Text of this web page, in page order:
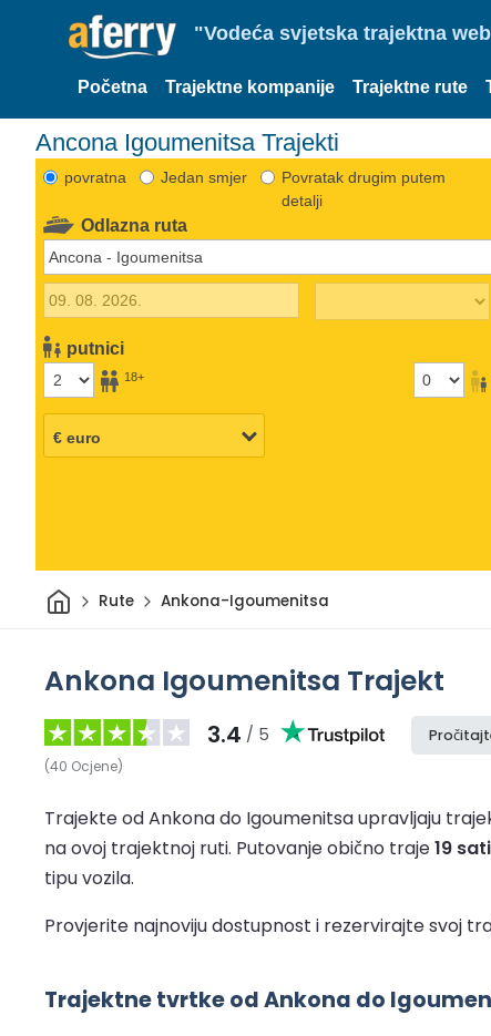
"Vodeća svjetska trajektna
Početna Trajektne kompanije Trajektne rute
Ancona Igoumenitsa Trajekti
povratna Jedan smjer
Povratak drugim putem
detalji
Odlazna ruta
putnici
18+
DomRute Ankona-Igoumenitsa
Ankona Igoumenitsa Trajekt
3.4 / 5
(40 Ocjene)
Trajekte od Ankona do Igoumenitsa upravljaju
na ovoj trajektnoj ruti. Putovanje obično traje19
tipu vozila.
Provjerite najnoviju dostupnost i rezervirajte svoj
Trajektne tvrtke od Ankona do